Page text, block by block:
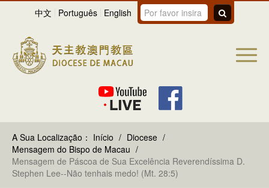
中文 Português English
A Sua Localização： Início / Diocese /
Mensagem do Bispo de Macau /
Mensagem de Páscoa de Sua Excelência Reverendíssima D.
Stephen Lee--Não tenhais medo! (Mt. 28:5)